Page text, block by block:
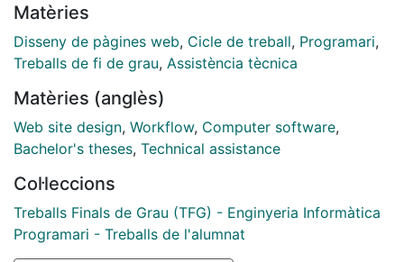
This document specifies the process of analysis,
planning, design and development of all the
architecture that the platform requires.
Matèries
Disseny de pàgines web, Cicle de treball, Programari,
Treballs de fi de grau, Assistència tècnica
Matèries (anglès)
Web site design, Workflow, Computer software,
Bachelor's theses, Technical assistance
Col·leccions
Treballs Finals de Grau (TFG) - Enginyeria Informàtica
Programari - Treballs de l'alumnat